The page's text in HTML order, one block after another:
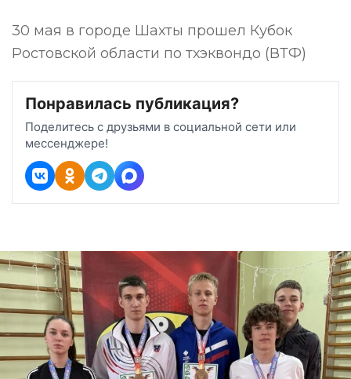
30 мая в городе Шахты прошел Кубок
Ростовской области по тхэквондо (ВТФ)
Понравилась публикация?
Поделитесь с друзьями в социальной сети или
мессенджере!